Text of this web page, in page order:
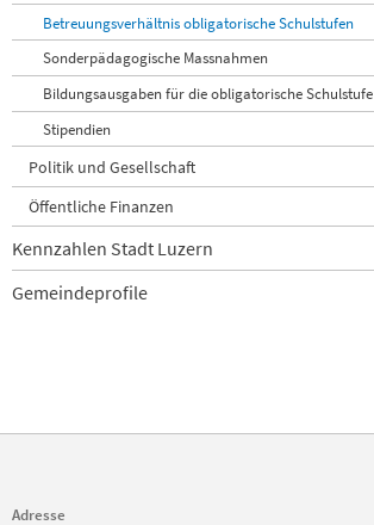
Betreuungsverhältnis obligatorische Schulstufen
Sonderpädagogische Massnahmen
Bildungsausgaben für die obligatorische Schulstufe
Stipendien
Politik und Gesellschaft
Öffentliche Finanzen
Kennzahlen Stadt Luzern
Gemeindeprofile
Adresse